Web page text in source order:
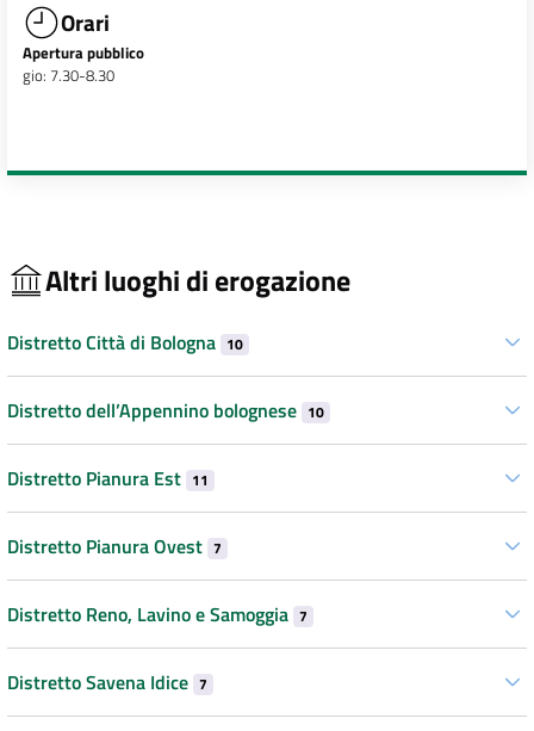
Orari
Apertura pubblico
gio: 7.30-8.30
Altri luoghi di erogazione
Distretto Città di Bologna 10
Distretto dell’Appennino bolognese 10
Distretto Pianura Est 11
Distretto Pianura Ovest 7
Distretto Reno, Lavino e Samoggia 7
Distretto Savena Idice 7